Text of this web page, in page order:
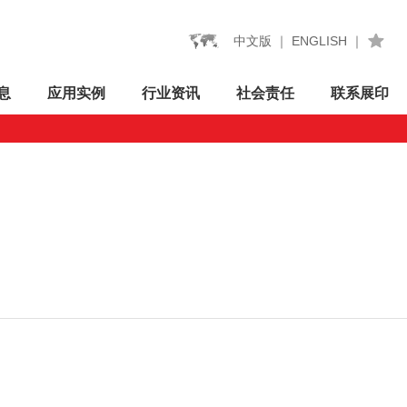
中文版 ｜ ENGLISH ｜
应用实例 行业资讯 社会责任 联系展印